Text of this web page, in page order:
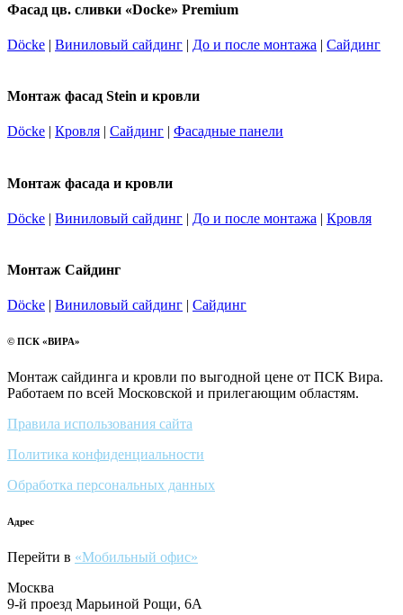
Фасад цв. сливки «Docke» Premium
Döcke | Виниловый сайдинг | До и после монтажа | Сайдинг
Монтаж фасад Stein и кровли
Döcke | Кровля | Сайдинг | Фасадные панели
Монтаж фасада и кровли
Döcke | Виниловый сайдинг | До и после монтажа | Кровля
Монтаж Сайдинг
Döcke | Виниловый сайдинг | Сайдинг
© ПСК «ВИРА»
Монтаж сайдинга и кровли по выгодной цене от ПСК Вира.
Работаем по всей Московской и прилегающим областям.
Правила использования сайта
Политика конфиденциальности
Обработка персональных данных
Адрес
Перейти в «Мобильный офис»
Москва
9-й проезд Марьиной Рощи, 6А